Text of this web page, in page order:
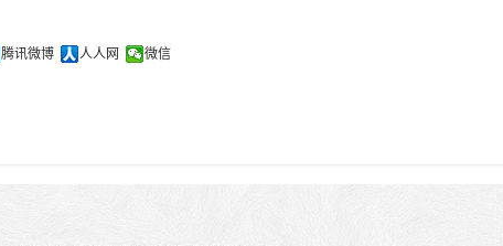
腾讯微博 人人网 微信